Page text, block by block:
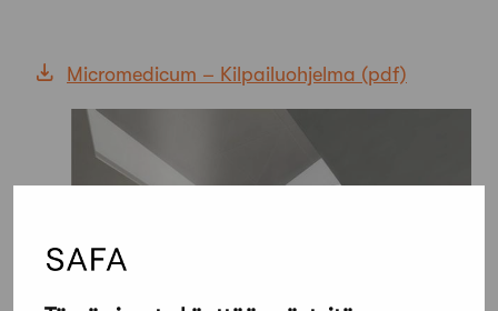
Micromedicum – Kilpailuohjelma